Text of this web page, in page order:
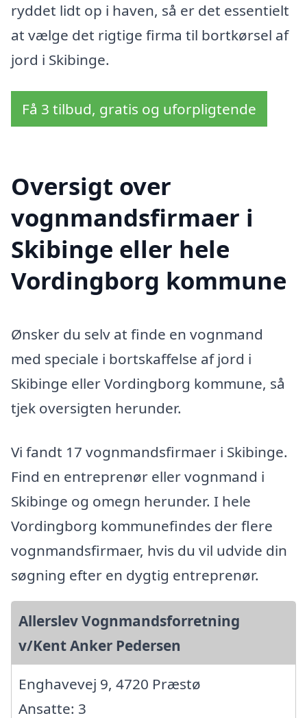
ryddet lidt op i haven, så er det essentielt
at vælge det rigtige firma til bortkørsel af
jord i Skibinge.
Få 3 tilbud, gratis og uforpligtende
Oversigt over
vognmandsfirmaer i
Skibinge eller hele
Vordingborg kommune
Ønsker du selv at finde en vognmand
med speciale i bortskaffelse af jord i
Skibinge eller Vordingborg kommune, så
tjek oversigten herunder.
Vi fandt 17 vognmandsfirmaer i Skibinge.
Find en entreprenør eller vognmand i
Skibinge og omegn herunder. I hele
Vordingborg kommunefindes der flere
vognmandsfirmaer, hvis du vil udvide din
søgning efter en dygtig entreprenør.
Allerslev Vognmandsforretning
v/Kent Anker Pedersen
Enghavevej 9, 4720 Præstø
Ansatte: 3